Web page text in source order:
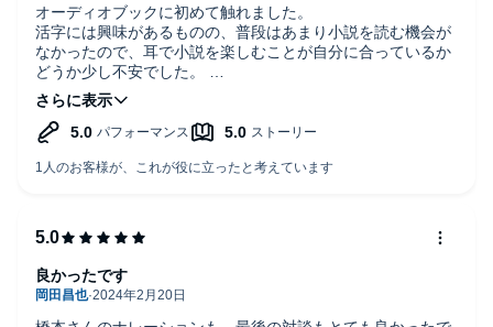
オーディオブックに初めて触れました。
活字には興味があるものの、普段はあまり小説を読む機会が
なかったので、耳で小説を楽しむことが自分に合っているか
どうか少し不安でした。
しかし、「告白」という作品を初めてのオーディオブックと
して選んで、本当に良かったと思います。
と話に引き込まれ、あっという間に聴き終えてしまいまし
も見かけましたが、個人的には十分感じられ、その点も大変
満足しています。
また、小説にあまり慣れていないため、章が終わる度に「も
良かったです